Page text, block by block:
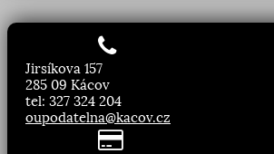
Jirsíkova 157
285 09 Kácov
tel: 327 324 204
oupodatelna@kacov.cz